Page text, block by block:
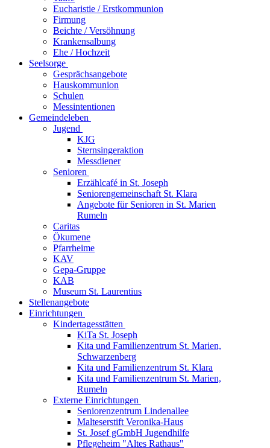
Eucharistie / Erstkommunion
Firmung
Beichte / Versöhnung
Krankensalbung
Ehe / Hochzeit
Seelsorge
Gesprächsangebote
Hauskommunion
Schulen
Messintentionen
Gemeindeleben
Jugend
KJG
Sternsingeraktion
Messdiener
Senioren
Erzählcafé in St. Joseph
Seniorengemeinschaft St. Klara
Angebote für Senioren in St. Marien
Rumeln
Caritas
Ökumene
Pfarrheime
KAV
Gepa-Gruppe
KAB
Museum St. Laurentius
Stellenangebote
Einrichtungen
Kindertagesstätten
KiTa St. Joseph
Kita und Familienzentrum St. Marien,
Schwarzenberg
Kita und Familienzentrum St. Klara
Kita und Familienzentrum St. Marien,
Rumeln
Externe Einrichtungen
Seniorenzentrum Lindenallee
Malteserstift Veronika-Haus
St. Josef gGmbH Jugendhilfe
Pflegeheim "Altes Rathaus"